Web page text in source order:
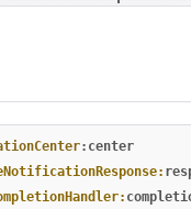
: center